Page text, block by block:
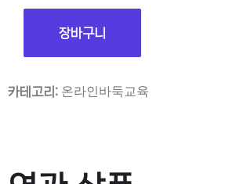
장바구니
카테고리: 온라인바둑교육